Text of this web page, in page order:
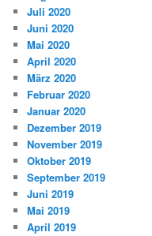
Juli 2020
Juni 2020
Mai 2020
April 2020
März 2020
Februar 2020
Januar 2020
Dezember 2019
November 2019
Oktober 2019
September 2019
Juni 2019
Mai 2019
April 2019